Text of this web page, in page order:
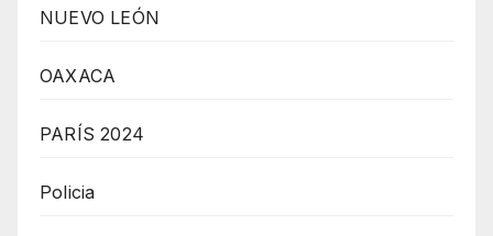
NUEVO LEÓN
OAXACA
PARÍS 2024
Policia